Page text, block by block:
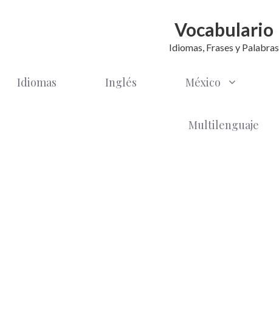
Vocabulario
Idiomas, Frases y Palabras
Idiomas Inglés México
Multilenguaje